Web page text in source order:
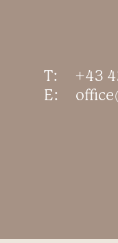
T:
+43
E: